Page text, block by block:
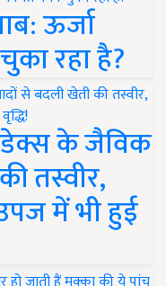
ऊर्जा
रहा है?
के जैविक
तस्वीर,
में भी हुई